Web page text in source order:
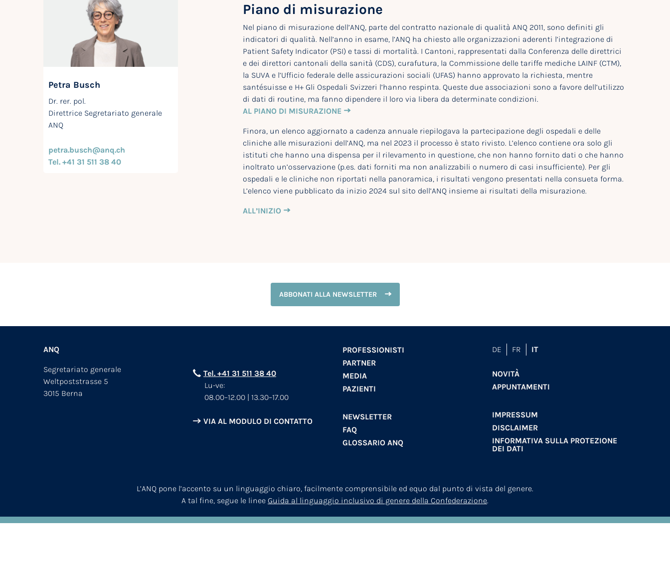
Petra Busch
Dr. rer. pol.
Direttrice Segretariato generale
ANQ
petra.busch@anq.ch
Tel. +41 31 511 38 40
Piano di misurazione
Nel piano di misurazione dell’ANQ, parte del contratto nazionale di qualità ANQ 2011, sono definiti gli
indicatori di qualità. Nell’anno in esame, l’ANQ ha chiesto alle organizzazioni aderenti l’integrazione di
Patient Safety Indicator (PSI) e tassi di mortalità. I Cantoni, rappresentati dalla Conferenza delle direttrici
e dei direttori cantonali della sanità (CDS), curafutura, la Commissione delle tariffe mediche LAINF (CTM),
la SUVA e l’Ufficio federale delle assicurazioni sociali (UFAS) hanno approvato la richiesta, mentre
santésuisse e H+ Gli Ospedali Svizzeri l’hanno respinta. Queste due associazioni sono a favore dell’utilizzo
di dati di routine, ma fanno dipendere il loro via libera da determinate condizioni.
AL PIANO DI MISURAZIONE
Finora, un elenco aggiornato a cadenza annuale riepilogava la partecipazione degli ospedali e delle
cliniche alle misurazioni dell’ANQ, ma nel 2023 il processo è stato rivisto. L’elenco contiene ora solo gli
istituti che hanno una dispensa per il rilevamento in questione, che non hanno fornito dati o che hanno
inoltrato un’osservazione (p.es. dati forniti ma non analizzabili o numero di casi insufficiente). Per gli
ospedali e le cliniche non riportati nella panoramica, i risultati vengono presentati nella consueta forma.
L’elenco viene pubblicato da inizio 2024 sul sito dell’ANQ insieme ai risultati della misurazione.
ALL’INIZIO
ABBONATI ALLA NEWSLETTER
ANQ
Segretariato generale
Weltpoststrasse 5
3015 Berna
Tel. +41 31 511 38 40
Lu-ve:
08.00–12.00 | 13.30–17.00
VIA AL MODULO DI CONTATTO
PROFESSIONISTI
PARTNER
MEDIA
PAZIENTI
NEWSLETTER
FAQ
GLOSSARIO ANQ
DE FR IT
NOVITÀ
APPUNTAMENTI
IMPRESSUM
DISCLAIMER
INFORMATIVA SULLA PROTEZIONE
DEI DATI
L’ANQ pone l’accento su un linguaggio chiaro, facilmente comprensibile ed equo dal punto di vista del genere.
A tal fine, segue le linee Guida al linguaggio inclusivo di genere della Confederazione.